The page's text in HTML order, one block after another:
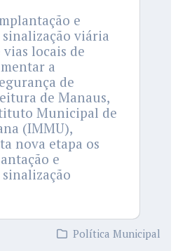
e
viária
locais de
a
de
de Manaus,
Municipal de
(IMMU),
nova etapa os
e
Política Municipal